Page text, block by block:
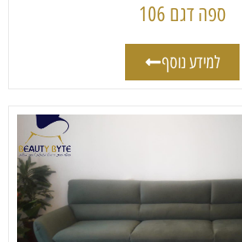
ספה דגם 106
למידע נוסף